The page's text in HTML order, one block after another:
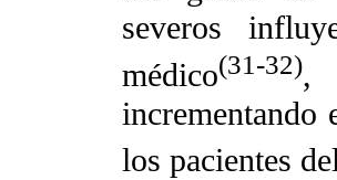
severos
médico(31-32),
incrementando
los pacientes